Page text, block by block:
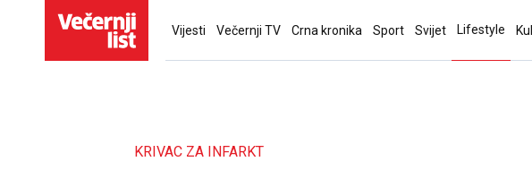
Vijesti Večernji TV Crna kronika Sport Svijet Lifestyle
KRIVAC ZA INFARKT